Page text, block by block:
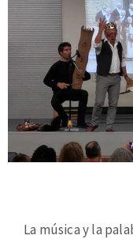
La música y la